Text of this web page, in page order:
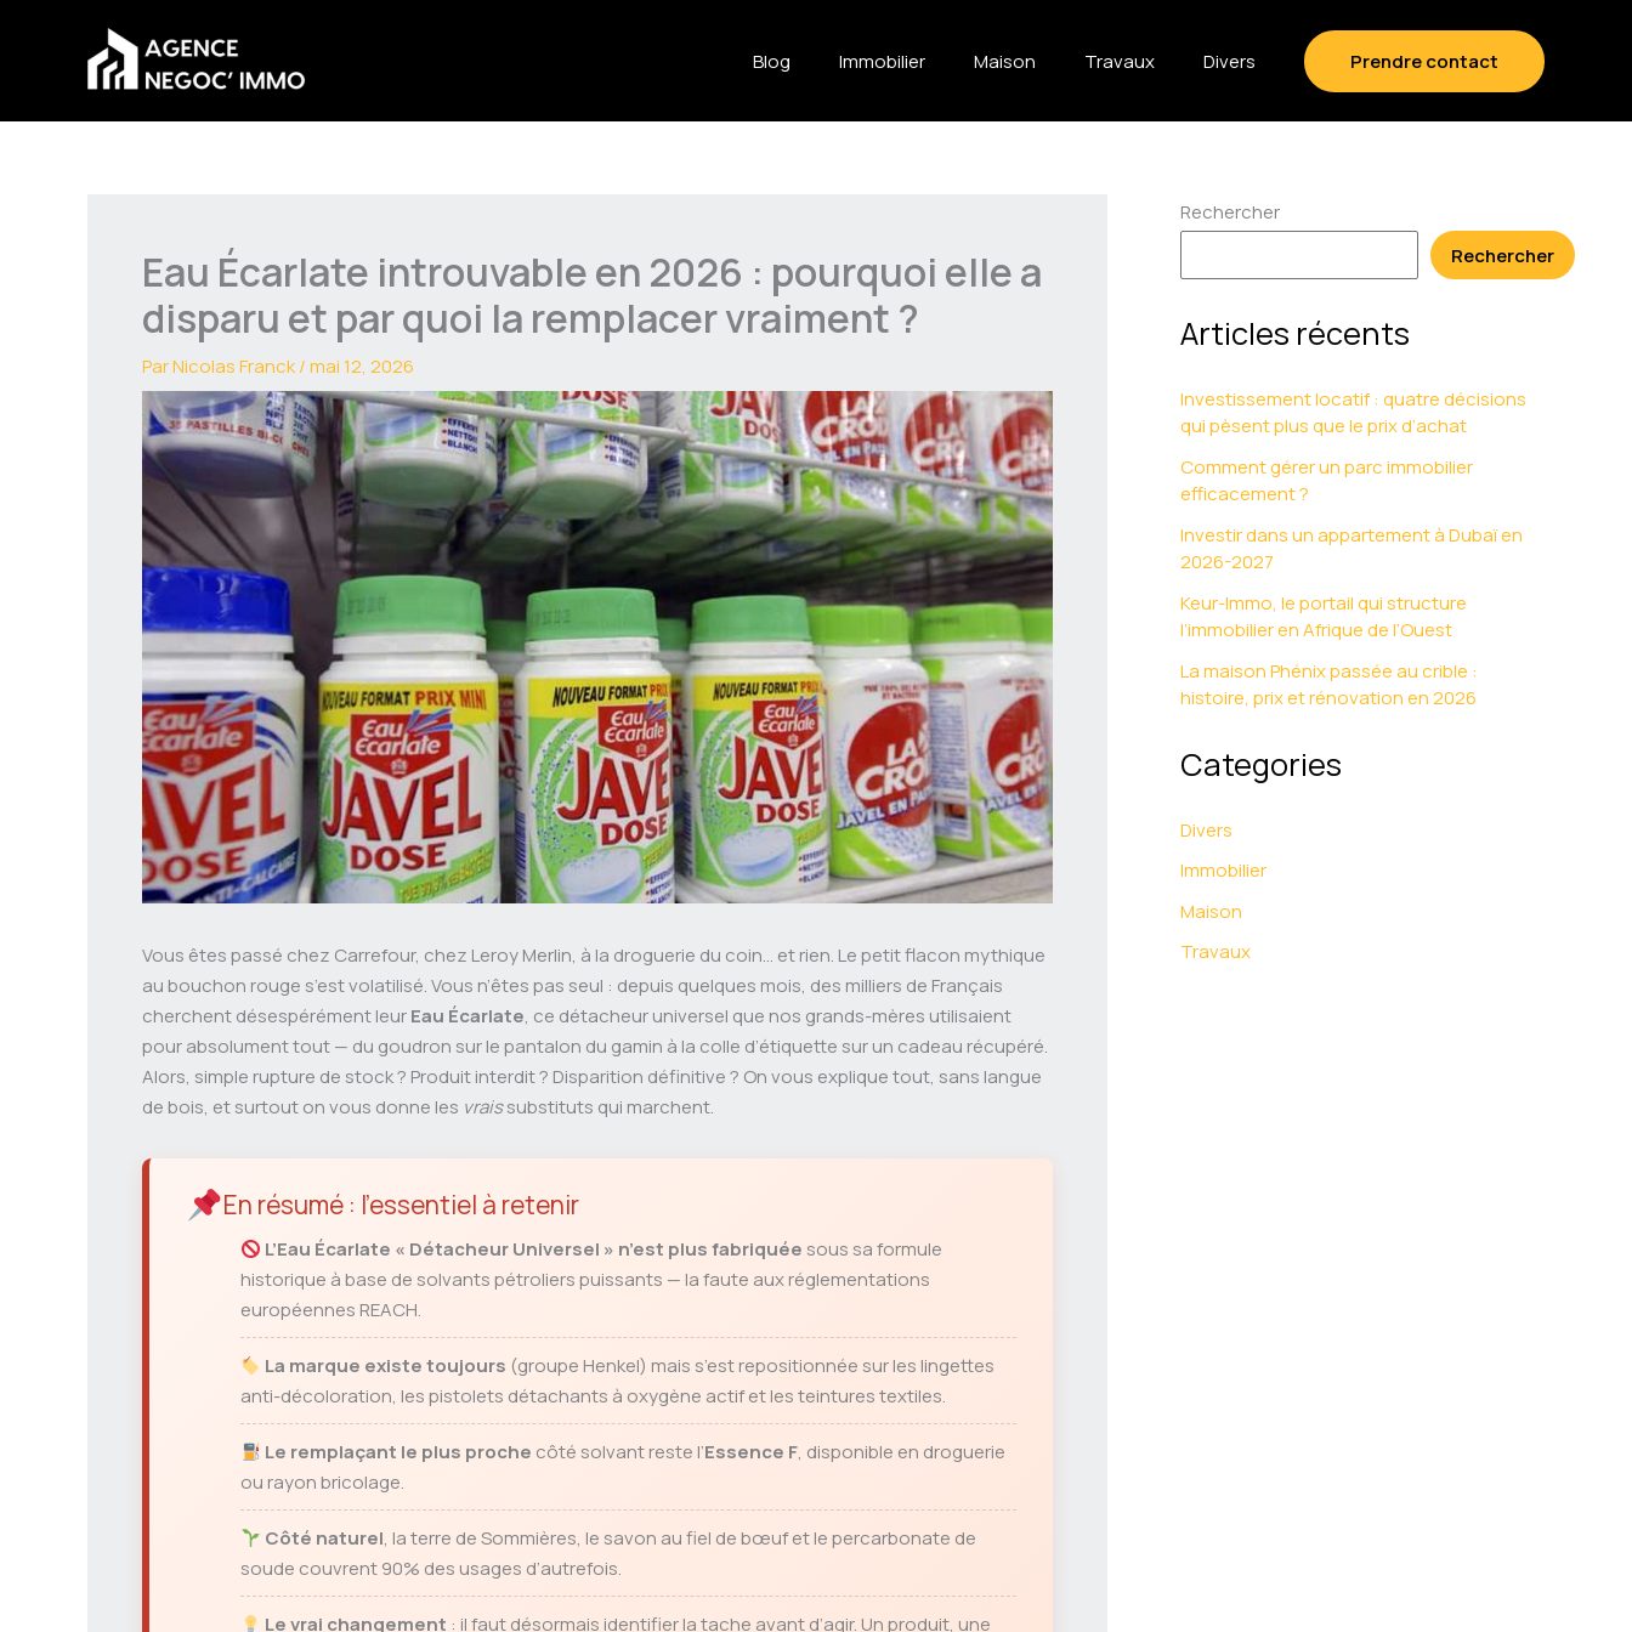
Blog Immobilier Maison Travaux Divers Prendre contact
Eau Écarlate introuvable en 2026 : pourquoi elle a
disparu et par quoi la remplacer vraiment ?
ParNicolas Franck/mai 12, 2026
Vous êtes passé chez Carrefour, chez Leroy Merlin, à la droguerie du coin… et rien. Le petit flacon mythique
au bouchon rouge s’est volatilisé. Vous n’êtes pas seul : depuis quelques mois, des milliers de Français
cherchent désespérément leurEau Écarlate, ce détacheur universel que nos grands-mères utilisaient
pour absolument tout — du goudron sur le pantalon du gamin à la colle d’étiquette sur un cadeau récupéré.
Alors, simple rupture de stock ? Produit interdit ? Disparition définitive ? On vous explique tout, sans langue
de bois, et surtout on vous donne les vraissubstituts qui marchent.
En résumé : l’essentiel à retenir
L’Eau Écarlate « Détacheur Universel » n’est plus fabriquée sous sa formule
historique à base de solvants pétroliers puissants — la faute aux réglementations
européennes REACH.
La marque existe toujours (groupe Henkel) mais s’est repositionnée sur les lingettes
anti-décoloration, les pistolets détachants à oxygène actif et les teintures textiles.
Le remplaçant le plus proche côté solvant reste l’Essence F, disponible en droguerie
ou rayon bricolage.
Côté naturel, la terre de Sommières, le savon au fiel de bœuf et le percarbonate de
soude couvrent 90% des usages d’autrefois.
Le vrai changement : il faut désormais identifier la tache avant d’agir. Un produit, une
Rechercher
Rechercher
Articles récents
Investissement locatif : quatre décisions
qui pèsent plus que le prix d’achat
Comment gérer un parc immobilier
efficacement ?
Investir dans un appartement à Dubaï en
2026-2027
Keur-Immo, le portail qui structure
l’immobilier en Afrique de l’Ouest
La maison Phénix passée au crible :
histoire, prix et rénovation en 2026
Categories
Divers
Immobilier
Maison
Travaux